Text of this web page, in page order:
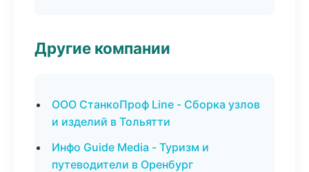
Другие компании
ООО СтанкоПроф Line - Сборка узлов
и изделий в Тольятти
Инфо Guide Media - Туризм и
путеводители в Оренбург